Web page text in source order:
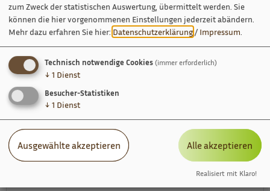
Ja, ich bin mit der Speicherung meiner
personenbezogenen Daten für diese Anfrage
einverstanden.
Datenschutzrichtlinien
zum Zweck der statistischen Auswertung, übermittelt werden. Sie
können die hier vorgenommenen Einstellungen jederzeit abändern.
Mehr dazu erfahren Sie hier: Datenschutzerklärung/ Impressum
Technisch notwendige Cookies (immer erforderlich)
↓ 1 Dienst
Besucher-Statistiken
↓ 1 Dienst
Ausgewählte akzeptieren Alle akzeptieren
Realisiert mit Klaro!